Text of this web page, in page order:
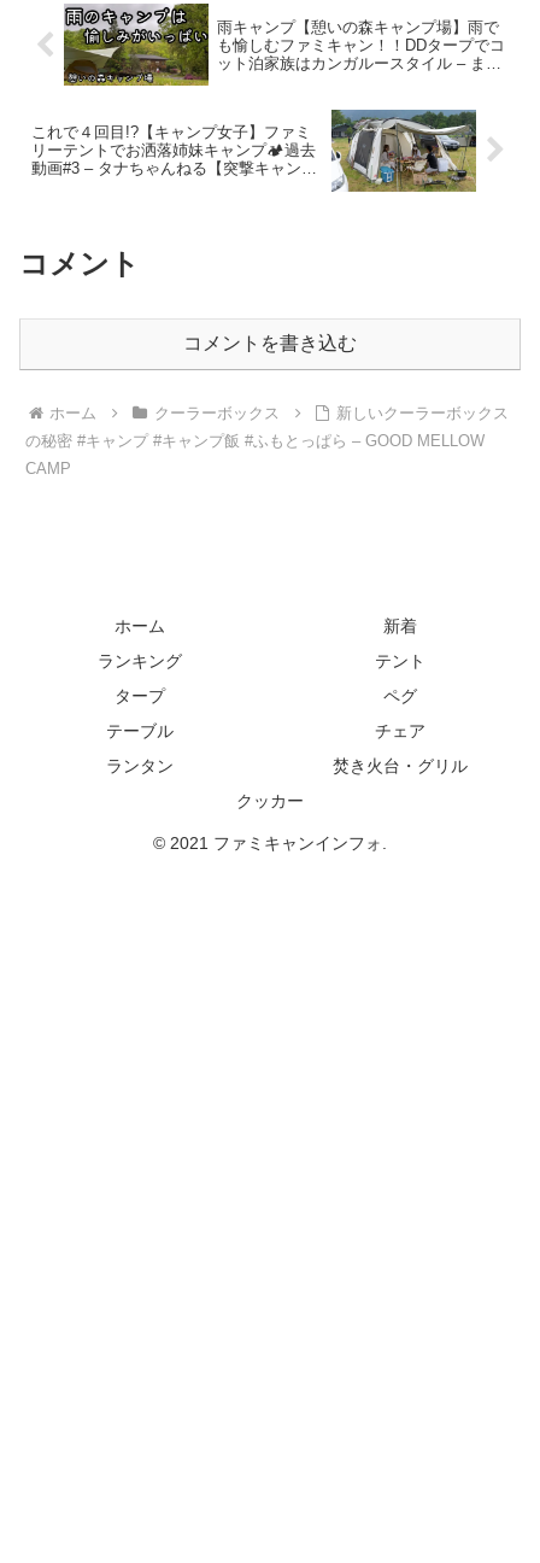
雨キャンプ【憩いの森キャンプ場】雨で
も愉しむファミキャン！！DDタープでコ
ット泊家族はカンガルースタイル – まっ
これで４回目!?【キャンプ女子】ファミ
リーテントでお洒落姉妹キャンプ🏕️過去
動画#3 – タナちゃんねる【突撃キャンパ
コメント
コメントを書き込む
ホーム クーラーボックス
新しいクーラーボックス
の秘密 #キャンプ #キャンプ飯 #ふもとっぱら – GOOD MELLOW
CAMP
ホーム
新着
ランキング
テント
タープ
ペグ
テーブル
チェア
ランタン
焚き火台・グリル
クッカー
© 2021 ファミキャンインフォ.